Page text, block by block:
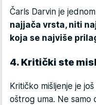
Čarls Darvin je
najjača vrsta, niti
koja se najviše
4. Kritički ste
Kritičko mišljenje je
oštrog uma. Ne samo